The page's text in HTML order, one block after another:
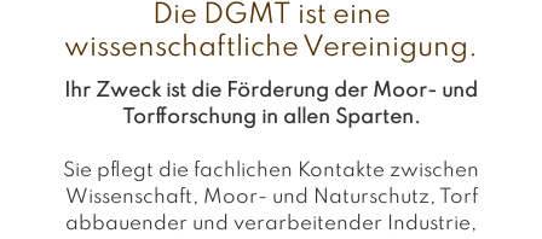
Die DGMT ist eine
wissenschaftliche Vereinigung.
Ihr Zweck ist die Förderung der Moor- und
Torfforschung in allen Sparten.
Sie pflegt die fachlichen Kontakte zwischen
Wissenschaft, Moor- und Naturschutz, Torf
abbauender und verarbeitender Industrie,